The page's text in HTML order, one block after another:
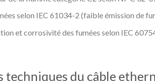
selon IEC 61034-2 (faible émission de
et corrosivité des fumées selon IEC
du câble